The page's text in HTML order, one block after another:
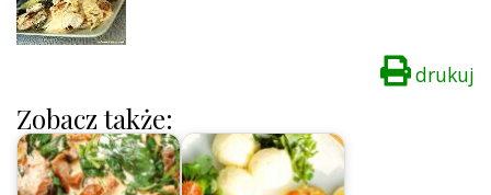
drukuj
Zobacz także: